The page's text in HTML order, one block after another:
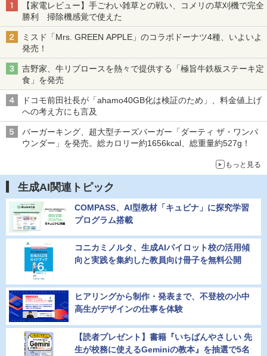
【家電レビュー】手ごわい雑草との戦い、コメリの草刈機で完全
勝利 掃除機感覚で使えた
ミスド「Mrs. GREEN APPLE」のコラボドーナツ4種、いよいよ
発売！
吉野家、牛リブロースを熱々で提供する「極旨牛鉄板ステーキ定
食」を発売
ドコモ前田社長が「ahamo40GB化は検証のため」、料金値上げ
への考え方にも言及
バーガーキング、超大型チーズバーガー「ダーティ ザ・ワンパ
ウンダー」を発売。総カロリー約1656kcal、総重量約527g！
もっと見る
生成AI関連トピック
COMPASS、AI型教材「キュビナ」に探究学習
プログラム搭載
コニカミノルタ、生成AIパイロット校の活用傾
向と実践を集約した教員向け冊子を無料公開
ヒアリングから制作・発表まで、不登校の小中
高生がデザインの仕事を体験
【読者プレゼント】書籍『いちばんやさしい 先
生が校務に使えるGeminiの教本』を抽選で5名